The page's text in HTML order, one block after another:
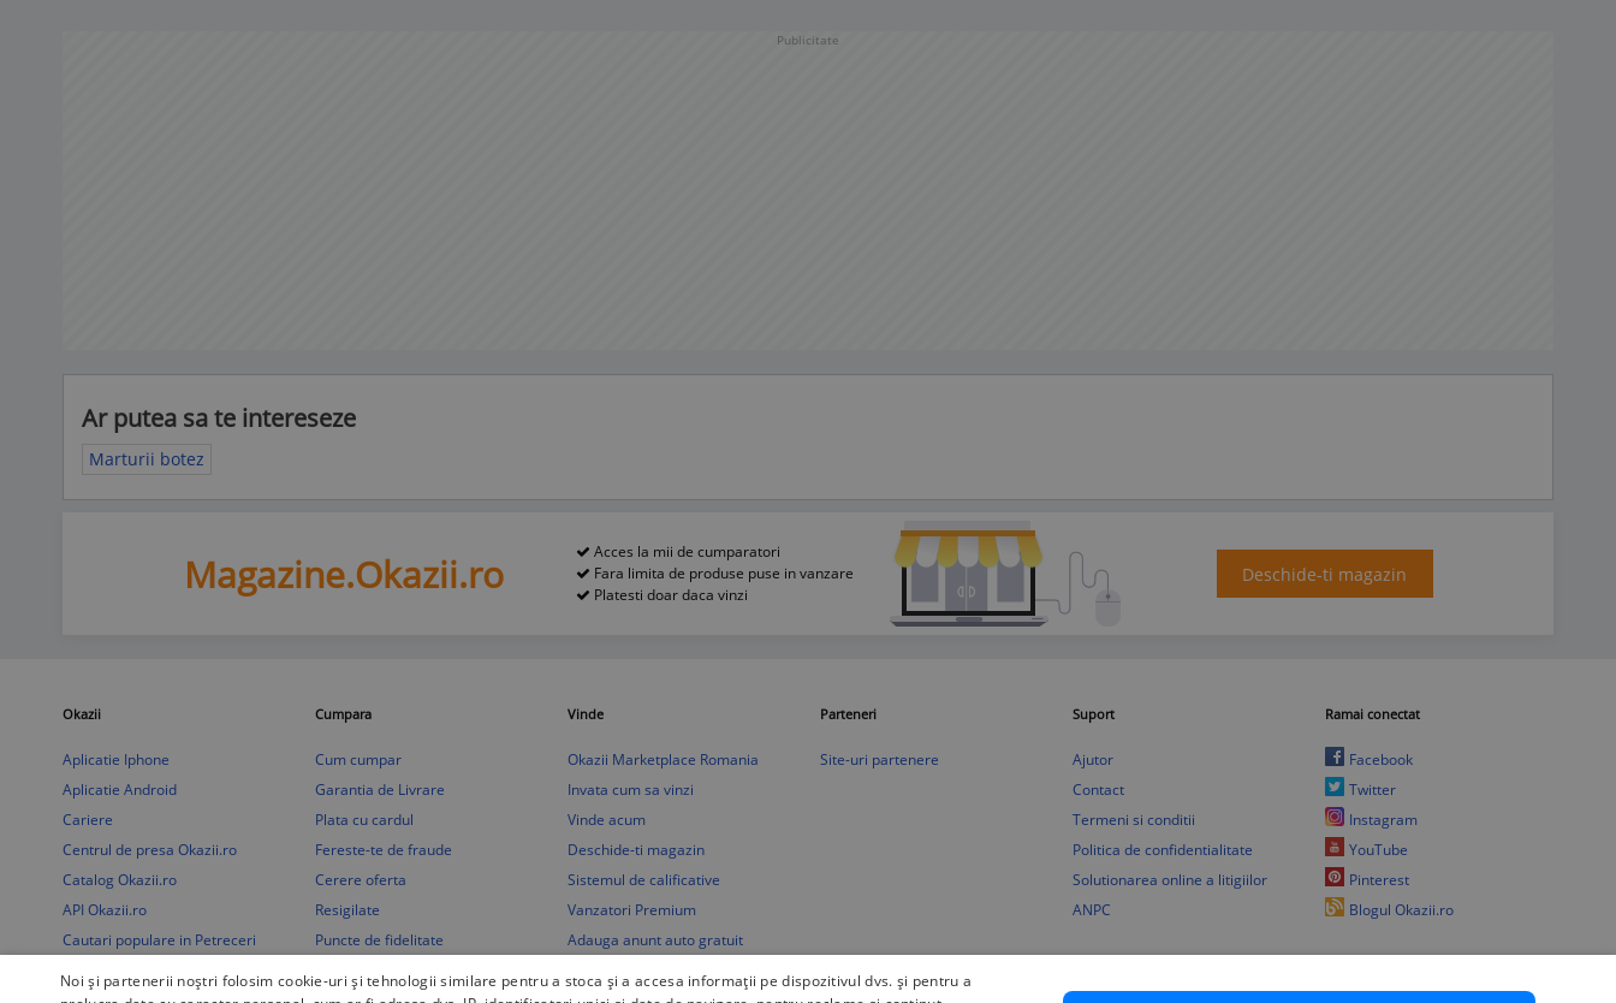
Publicitate
Ar putea sa te intereseze
Marturii botez
Magazine.Okazii.ro
Acces la mii de cumparatori
Fara limita de produse puse in vanzare
Platesti doar daca vinzi
Deschide-ti magazin
Okazii
Aplicatie Iphone
Aplicatie Android
Cariere
Centrul de presa Okazii.ro
Catalog Okazii.ro
API Okazii.ro
Cautari populare in Petreceri
Cumpara
Cum cumpar
Garantia de Livrare
Plata cu cardul
Fereste-te de fraude
Cerere oferta
Resigilate
Puncte de fidelitate
Vinde
Okazii Marketplace Romania
Invata cum sa vinzi
Vinde acum
Deschide-ti magazin
Sistemul de calificative
Vanzatori Premium
Adauga anunt auto gratuit
Parteneri
Site-uri partenere
Suport
Ajutor
Contact
Termeni si conditii
Politica de confidentialitate
Solutionarea online a litigiilor
ANPC
Ramai conectat
Facebook
Twitter
Instagram
YouTube
Pinterest
Blogul Okazii.ro
Noi și partenerii noștri folosim cookie-uri și tehnologii similare pentru a stoca și a accesa informații pe dispozitivul dvs. și pentru a